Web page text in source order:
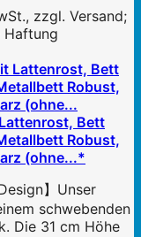
zzgl. Versand;
Haftung
Bett
Robust,
(ohne...*
】Unser
schwebenden
Die 31 cm Höhe